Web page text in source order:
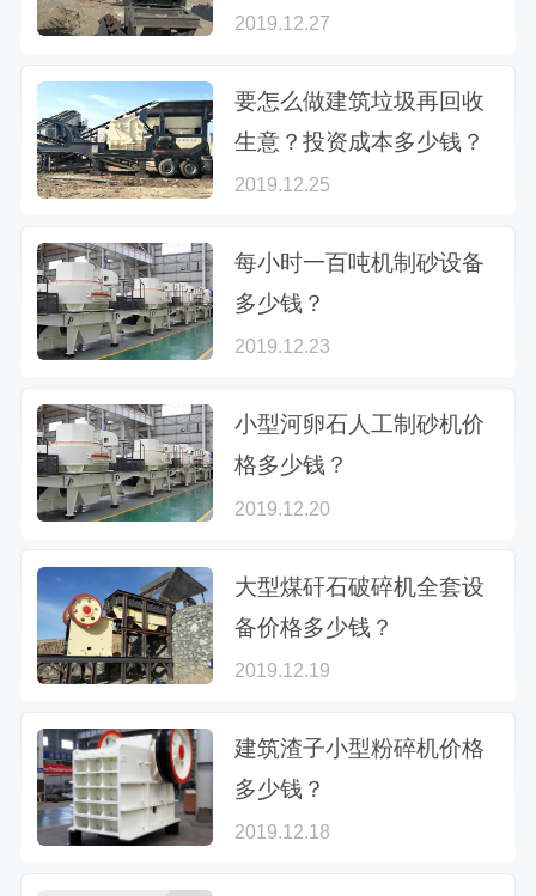
更赚钱？
2019.12.27
要怎么做建筑垃圾再回收
生意？投资成本多少钱？
2019.12.25
每小时一百吨机制砂设备
多少钱？
2019.12.23
小型河卵石人工制砂机价
格多少钱？
2019.12.20
大型煤矸石破碎机全套设
备价格多少钱？
2019.12.19
建筑渣子小型粉碎机价格
多少钱？
2019.12.18